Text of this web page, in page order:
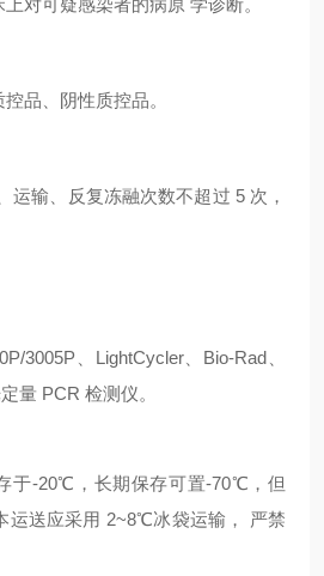
对可疑感染者的病原 学诊断。
品、阴性质控品。
输、反复冻融次数不超过 5 次，
3005P、LightCycler、Bio-Rad、
量 PCR 检测仪。
于-20℃，长期保存可置-70℃，但
运送应采用 2~8℃冰袋运输， 严禁